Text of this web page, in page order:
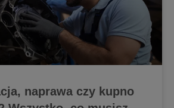
naprawa czy kupno